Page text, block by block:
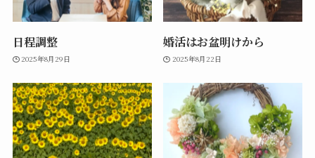
日程調整
2025年8月29日
婚活はお盆明けから
2025年8月22日